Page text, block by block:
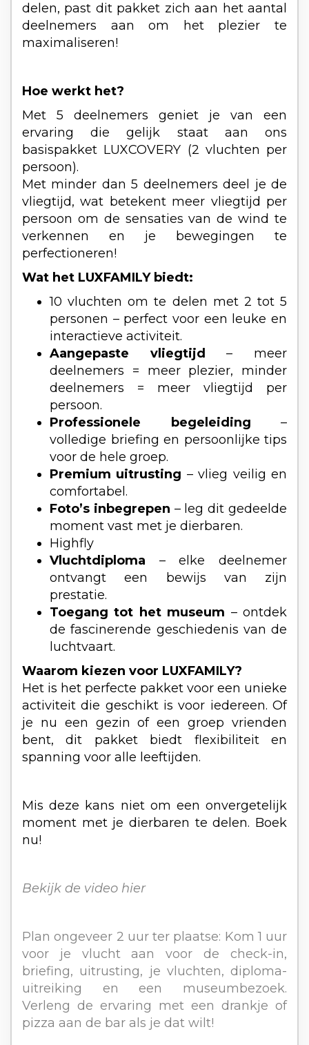
delen, past dit pakket zich aan het aantal
deelnemers aan om het plezier te
maximaliseren!
Hoe werkt het?
Met 5 deelnemers geniet je van een
ervaring die gelijk staat aan ons
basispakket LUXCOVERY (2 vluchten per
persoon).
Met minder dan 5 deelnemers deel je de
vliegtijd, wat betekent meer vliegtijd per
persoon om de sensaties van de wind te
verkennen en je bewegingen te
perfectioneren!
Wat het LUXFAMILY biedt:
10 vluchten om te delen met 2 tot 5
personen – perfect voor een leuke en
interactieve activiteit.
Aangepaste vliegtijd
– meer
deelnemers = meer plezier, minder
deelnemers = meer vliegtijd per
persoon.
Professionele begeleiding –
volledige briefing en persoonlijke tips
voor de hele groep.
Premium uitrusting – vlieg veilig en
comfortabel.
Foto’s inbegrepen – leg dit gedeelde
moment vast met je dierbaren.
Highfly
Vluchtdiploma – elke deelnemer
ontvangt een bewijs van zijn
prestatie.
Toegang tot het museum – ontdek
de fascinerende geschiedenis van de
luchtvaart.
Waarom kiezen voor LUXFAMILY?
Het is het perfecte pakket voor een unieke
activiteit die geschikt is voor iedereen. Of
je nu een gezin of een groep vrienden
bent, dit pakket biedt flexibiliteit en
spanning voor alle leeftijden.
Mis deze kans niet om een onvergetelijk
moment met je dierbaren te delen. Boek
nu!
Bekijk de video hier
Plan ongeveer 2 uur ter plaatse: Kom 1 uur
voor je vlucht aan voor de check-in,
briefing, uitrusting, je vluchten, diploma-
uitreiking en een museumbezoek.
Verleng de ervaring met een drankje of
pizza aan de bar als je dat wilt!